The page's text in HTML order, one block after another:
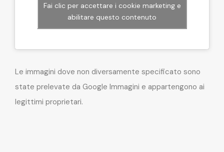
Fai clic per accettare i cookie marketing e
abilitare questo contenuto
Le immagini dove non diversamente specificato sono
state prelevate da Google Immagini e appartengono ai
legittimi proprietari.